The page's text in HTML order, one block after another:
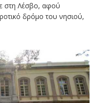
στη Λέσβο, αφού
δρόμο του νησιού,